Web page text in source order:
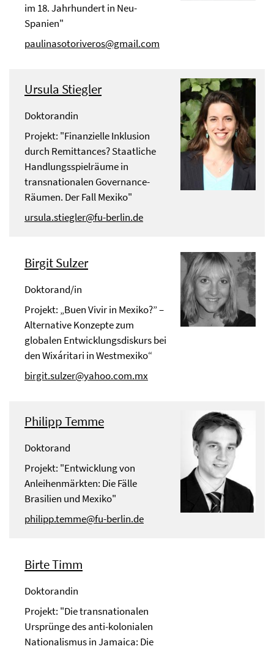
im 18. Jahrhundert in Neu-
Spanien"
paulinasotoriveros@gmail.com
Ursula Stiegler
Doktorandin
Projekt: "Finanzielle Inklusion
durch Remittances? Staatliche
Handlungsspielräume in
transnationalen Governance-
Räumen. Der Fall Mexiko"
ursula.stiegler@fu-berlin.de
Birgit Sulzer
Doktorand/in
Projekt: „Buen Vivir in Mexiko?” –
Alternative Konzepte zum
globalen Entwicklungsdiskurs bei
den Wixáritari in Westmexiko“
birgit.sulzer@yahoo.com.mx
Philipp Temme
Doktorand
Projekt: "Entwicklung von
Anleihenmärkten: Die Fälle
Brasilien und Mexiko"
philipp.temme@fu-berlin.de
Birte Timm
Doktorandin
Projekt: "Die transnationalen
Ursprünge des anti-kolonialen
Nationalismus in Jamaica: Die